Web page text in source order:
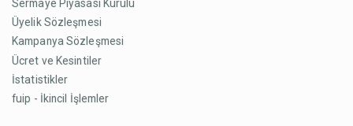
Sermaye Piyasası Kurulu
Üyelik Sözleşmesi
Kampanya Sözleşmesi
Ücret ve Kesintiler
İstatistikler
fuip - İkincil İşlemler